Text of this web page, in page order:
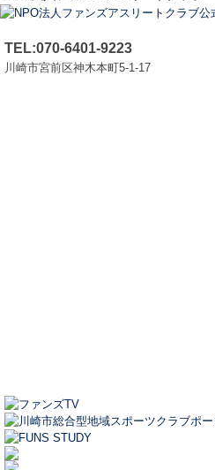
TEL:070-6401-9223
川崎市宮前区神木本町5-1-17